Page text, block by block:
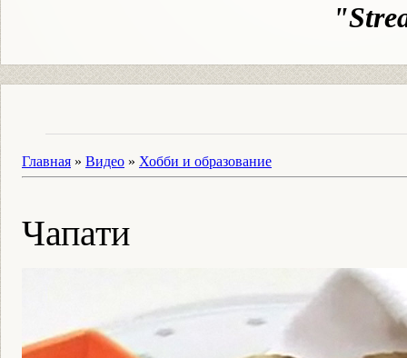
Главная » Видео » Хобби и образование
Чапати